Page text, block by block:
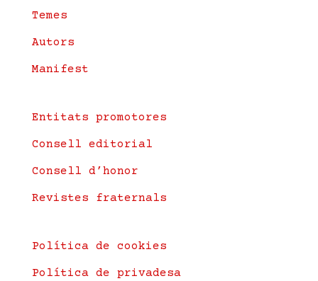
Temes
Autors
Manifest
Entitats promotores
Consell editorial
Consell d’honor
Revistes fraternals
Política de cookies
Política de privadesa